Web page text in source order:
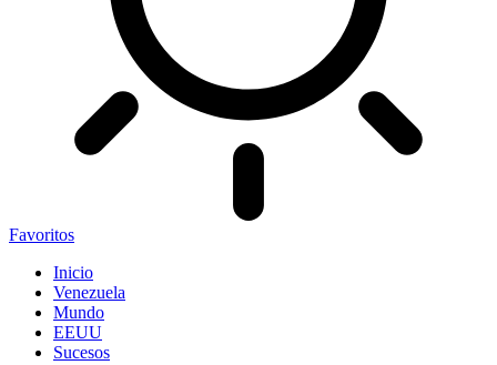
Favoritos
Inicio
Venezuela
Mundo
EEUU
Sucesos